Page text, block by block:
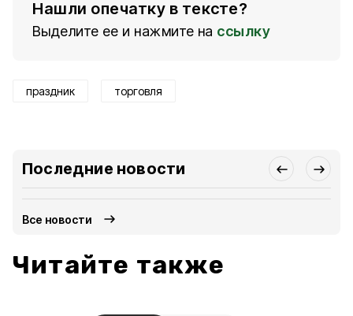
Нашли опечатку в тексте?
Выделите ее и нажмите на ссылку
праздник торговля
Последние новости
Все новости
Читайте также